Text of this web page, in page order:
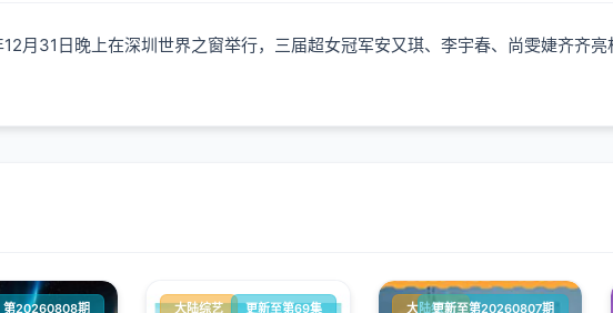
月31日晚上在深圳世界之窗举行，三届超女冠军安又琪、李宇春、尚雯婕齐齐
第20260808期 大陆综艺 更新至第69集 大陆综艺更新至第20260807期